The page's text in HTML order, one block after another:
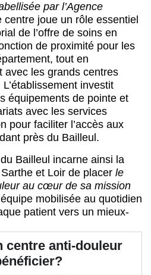
par l’Agence
centre joue un rôle essentiel
de l’offre de soins en
de proximité pour les
tout en
avec les grands centres
investit
équipements de pointe et
avec les services
pour faciliter l’accès aux
près du Bailleul.
Bailleul incarne ainsi la
et Loir de placer le
au cœur de sa mission
mobilisée au quotidien
patient vers un mieux-
centre anti-douleur